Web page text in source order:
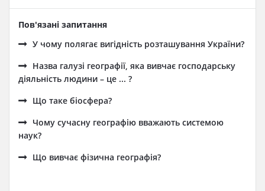
Пов'язані запитання
У чому полягає вигідність розташування України?
Назва галузі географії, яка вивчає господарську
діяльність людини – це ... ?
Що таке біосфера?
Чому сучасну географію вважають системою
наук?
Що вивчає фізична географія?